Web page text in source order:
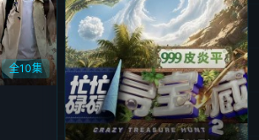
全10集